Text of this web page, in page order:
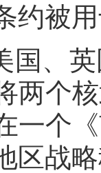
约被
国、
两个
一个
区战